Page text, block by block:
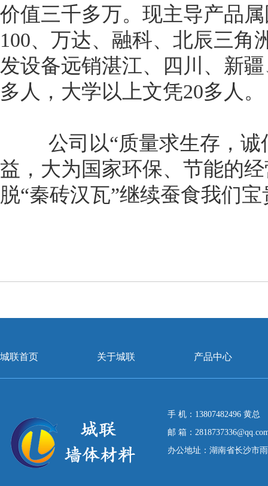
价值三千多万。现主导产品
100、万达、融科、北辰三角
发设备远销湛江、四川、新
多人，大学以上文凭20多人
公司以“质量求生存，诚信
益，大为国家环保、节能的
脱“秦砖汉瓦”继续蚕食我们
城联首页 关于城联 产品中心
手 机：13807482496 黄总
邮 箱：
办公地址：湖南省长沙市